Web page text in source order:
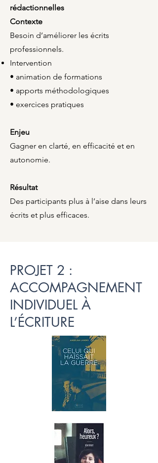
rédactionnelles
Contexte
Besoin d’améliorer les écrits
professionnels.
Intervention
• animation de formations
• apports méthodologiques
• exercices pratiques
Enjeu
Gagner en clarté, en efficacité et en
autonomie.
Résultat
Des participants plus à l’aise dans leurs
écrits et plus efficaces.
PROJET 2 :
ACCOMPAGNEMENT
INDIVIDUEL À
L’ÉCRITURE